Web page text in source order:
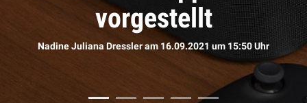
Sophie Bömeram 16.09.2021 um 11:50 Uhr